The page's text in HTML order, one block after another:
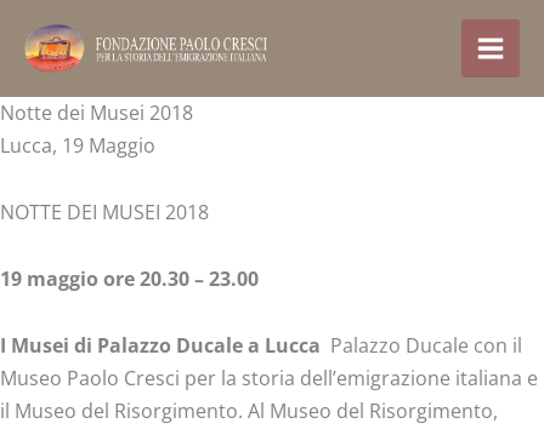
contenuto
Notte dei Musei 2018
Lucca, 19 Maggio
NOTTE DEI MUSEI 2018
19 maggio ore 20.30 – 23.00
I Musei di Palazzo Ducale a Lucca Palazzo Ducale con il
Museo Paolo Cresci per la storia dell’emigrazione italiana e
il Museo del Risorgimento. Al Museo del Risorgimento,